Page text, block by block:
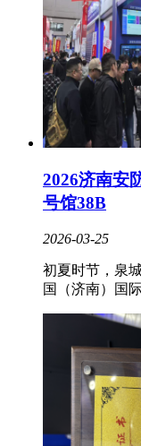
2026济南安
号馆38B
2026-03-25
初夏时节，泉
国（济南）国